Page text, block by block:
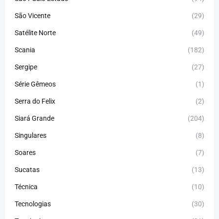
São Vicente (29)
Satélite Norte (49)
Scania (182)
Sergipe (27)
Série Gêmeos (1)
Serra do Felix (2)
Siará Grande (204)
Singulares (8)
Soares (7)
Sucatas (13)
Técnica (10)
Tecnologias (30)